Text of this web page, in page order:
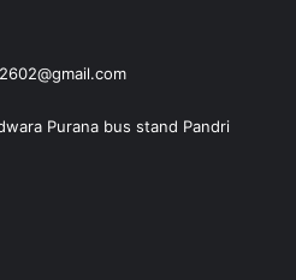
Purana bus stand Pandri